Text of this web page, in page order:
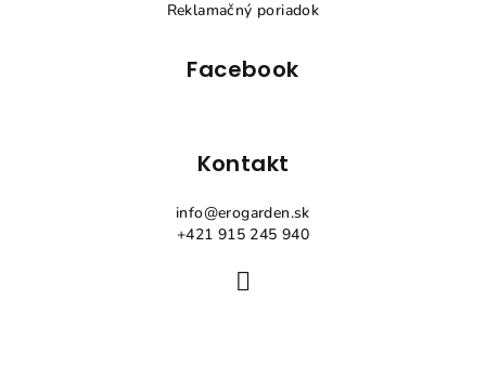
Reklamačný poriadok
Facebook
Kontakt
info@erogarden.sk
+421 915 245 940